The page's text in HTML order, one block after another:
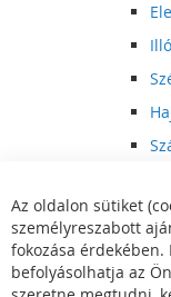
Szórakoztató
Az oldalon sütiket
személyreszabott
fokozása
befolyásolhatja az